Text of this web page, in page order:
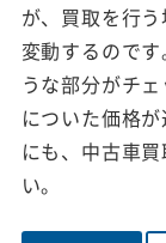
が、買取を行
変動するので
うな部分がチ
についた価格
にも、中古車
い。